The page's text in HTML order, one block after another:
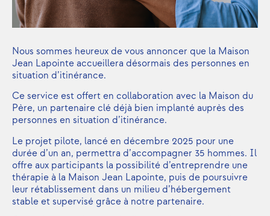
Nous sommes heureux de vous annoncer que la Maison
Jean Lapointe accueillera désormais des personnes en
situation d’itinérance.
Ce service est offert en collaboration avec la Maison du
Père, un partenaire clé déjà bien implanté auprès des
personnes en situation d’itinérance.
Le projet pilote, lancé en décembre 2025 pour une
durée d’un an, permettra d’accompagner 35 hommes. Il
offre aux participants la possibilité d’entreprendre une
thérapie à la Maison Jean Lapointe, puis de poursuivre
leur rétablissement dans un milieu d’hébergement
stable et supervisé grâce à notre partenaire.